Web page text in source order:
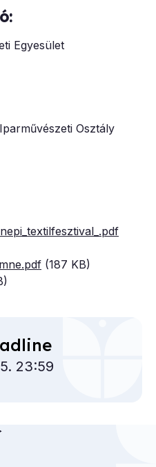
Egyesület
Osztály
(187 KB)
23:59